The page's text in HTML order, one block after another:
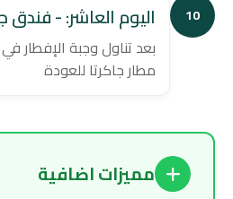
10 اليوم العاشر: - فندق
بعد تناول وجبة الإفطار
مطار جاكرتا للعودة
مميزات اضافية